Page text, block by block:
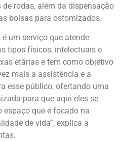
de rodas, além da dispensação
bolsas para ostomizados.
é um serviço que atende
tipos físicos, intelectuais e
etárias e tem como objetivo
mais a assistência e a
esse público, ofertando uma
para que aqui eles se
que é focado na
de vida”, explica a